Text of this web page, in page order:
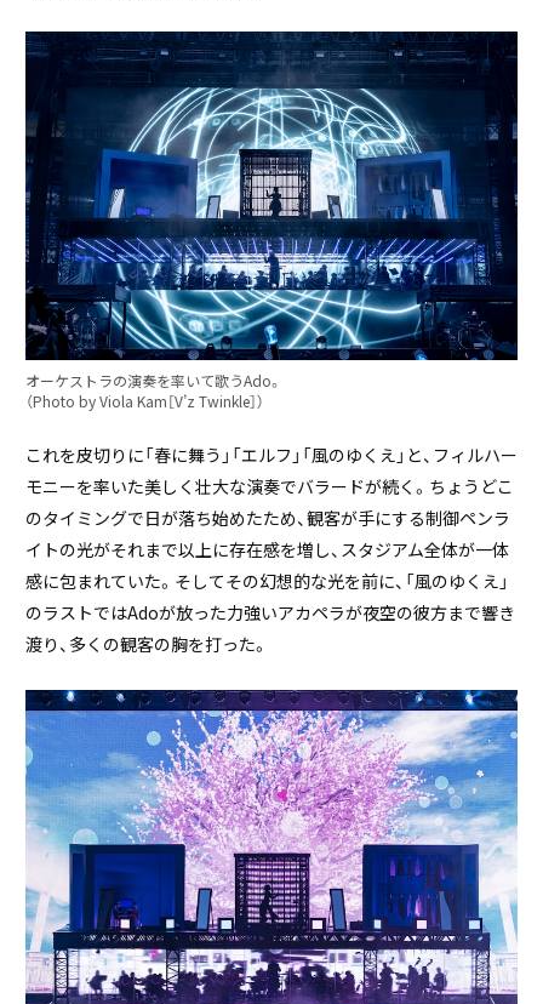
オーケストラの演奏を率いて歌うAdo。
（Photo by Viola Kam［V’z Twinkle］）
これを皮切りに「春に舞う」「エルフ」「風のゆくえ」と、フィルハー
モニーを率いた美しく壮大な演奏でバラードが続く。ちょうどこ
のタイミングで日が落ち始めたため、観客が手にする制御ペンラ
イトの光がそれまで以上に存在感を増し、スタジアム全体が一体
感に包まれていた。そしてその幻想的な光を前に、「風のゆくえ」
のラストではAdoが放った力強いアカペラが夜空の彼方まで響き
渡り、多くの観客の胸を打った。